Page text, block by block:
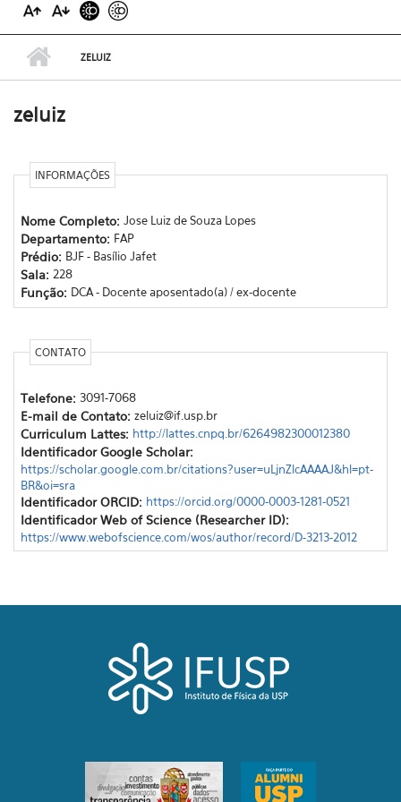
ZELUIZ
zeluiz
INFORMAÇÕES
Nome Completo: Jose Luiz de Souza Lopes
Departamento: FAP
Prédio: BJF - Basílio Jafet
Sala: 228
Função: DCA - Docente aposentado(a) / ex-docente
CONTATO
Telefone: 3091-7068
E-mail de Contato: zeluiz@if.usp.br
Curriculum Lattes: http://lattes.cnpq.br/6264982300012380
Identificador Google Scholar:
https://scholar.google.com.br/citations?user=uLjnZlcAAAAJ&hl=pt-
BR&oi=sra
Identificador ORCID: https://orcid.org/0000-0003-1281-0521
Identificador Web of Science (Researcher ID):
https://www.webofscience.com/wos/author/record/D-3213-2012